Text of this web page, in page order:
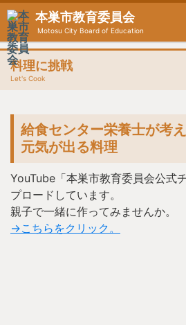
本巣市教育委員会
Motosu City Board of Education
料理に挑戦
Let's Cook
給食センター栄養士が考
元気が出る料理
YouTube「本巣市教育委員会公式
プロードしています。
親子で一緒に作ってみませんか。
→こちらをクリック。